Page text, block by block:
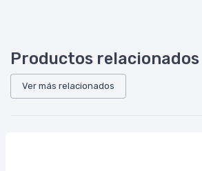
Productos relacionados
Ver más relacionados